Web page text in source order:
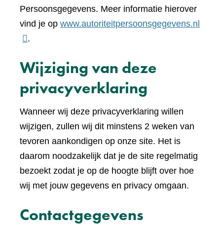
Persoonsgegevens. Meer informatie hierover
vind je op www.autoriteitpersoonsgegevens.nl
.
Wijziging van deze
privacyverklaring
Wanneer wij deze privacyverklaring willen
wijzigen, zullen wij dit minstens 2 weken van
tevoren aankondigen op onze site. Het is
daarom noodzakelijk dat je de site regelmatig
bezoekt zodat je op de hoogte blijft over hoe
wij met jouw gegevens en privacy omgaan.
Contactgegevens